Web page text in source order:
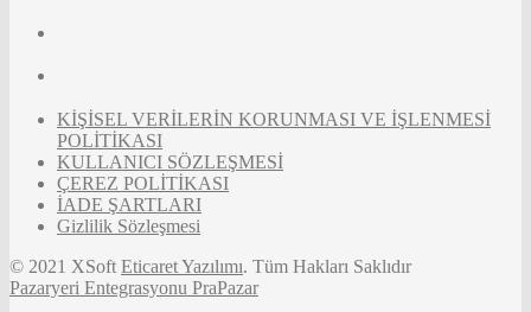
KİŞİSEL VERİLERİN KORUNMASI VE İŞLENMESİ
POLİTİKASI
KULLANICI SÖZLEŞMESİ
ÇEREZ POLİTİKASI
İADE ŞARTLARI
Gizlilik Sözleşmesi
© 2021 XSoft Eticaret Yazılımı. Tüm Hakları Saklıdır
Pazaryeri Entegrasyonu PraPazar